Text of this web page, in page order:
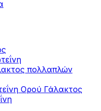
πολλαπλών
Ορού Γάλακτος